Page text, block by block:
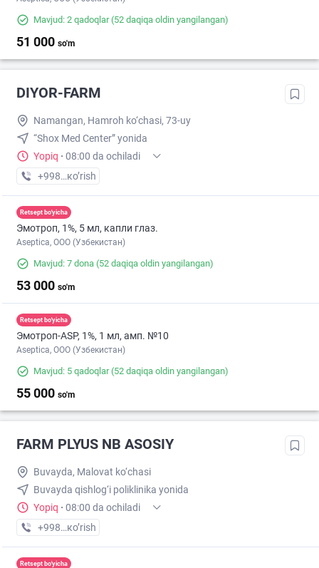
Mavjud: 2 qadoqlar(52 daqiqa oldin yangilangan)
51 000 so'm
DIYOR-FARM
Namangan, Hamroh ko‘chasi, 73-uy
“Shox Med Center” yonida
Yopiq · 08:00 da ochiladi
+998 (99) XXX-XX-XX
кo’rish
Retsept bo'yicha
Эмотроп, 1%, 5 мл, капли глаз.
Aseptica, ООО (Узбекистан)
Mavjud: 7 dona (52 daqiqa oldin yangilangan)
53 000 so'm
Retsept bo'yicha
Эмотроп-ASР, 1%, 1 мл, амп. №10
Aseptica, ООО (Узбекистан)
Mavjud: 5 qadoqlar(52 daqiqa oldin yangilangan)
55 000 so'm
FARM PLYUS NB ASOSIY
Buvayda, Malovat ko‘chasi
Buvayda qishlog‘i poliklinika yonida
Yopiq · 08:00 da ochiladi
+998 (99) XXX-XX-XX
кo’rish
Retsept bo'yicha